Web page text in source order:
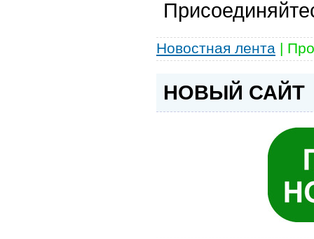
Новостная лента |
НОВЫЙ САЙТ